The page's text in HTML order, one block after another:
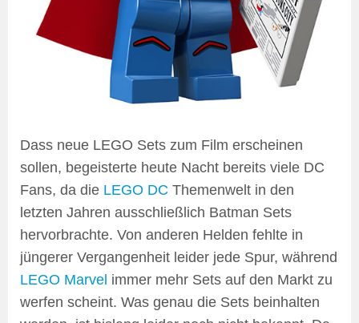
Dass neue LEGO Sets zum Film erscheinen
sollen, begeisterte heute Nacht bereits viele DC
Fans, da die LEGO DC Themenwelt in den
letzten Jahren ausschließlich Batman Sets
hervorbrachte. Von anderen Helden fehlte in
jüngerer Vergangenheit leider jede Spur, während
LEGO Marvel immer mehr Sets auf den Markt zu
werfen scheint. Was genau die Sets beinhalten